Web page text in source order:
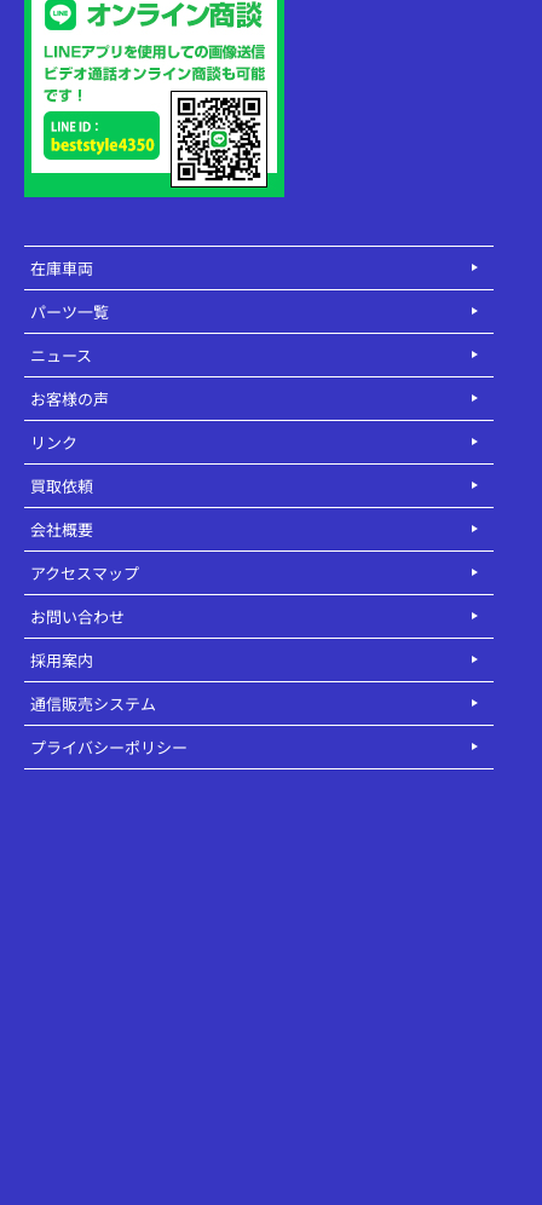
在庫車両
パーツ一覧
ニュース
お客様の声
リンク
買取依頼
会社概要
アクセスマップ
お問い合わせ
採用案内
通信販売システム
プライバシーポリシー